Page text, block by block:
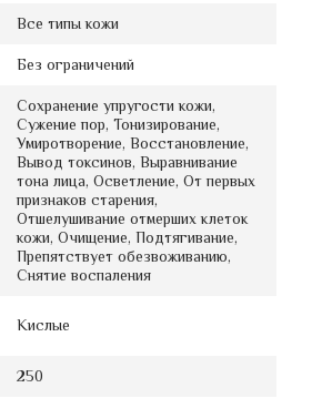
Все типы кожи
Без ограничений
Сохранение упругости кожи,
Сужение пор, Тонизирование,
Умиротворение, Восстановление,
Вывод токсинов, Выравнивание
тона лица, Осветление, От первых
признаков старения,
Отшелушивание отмерших клеток
кожи, Очищение, Подтягивание,
Препятствует обезвоживанию,
Снятие воспаления
Кислые
250